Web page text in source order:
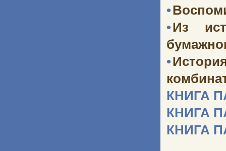
•
•Из
•
КНИГА
КНИГА
КНИГА